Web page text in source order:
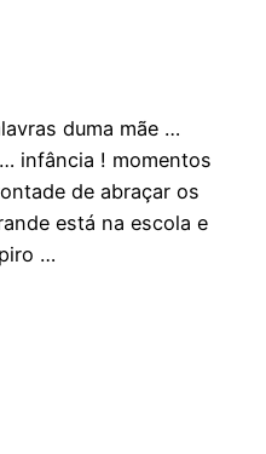
duma mãe …
infância ! momentos
de abraçar os
está na escola e
…